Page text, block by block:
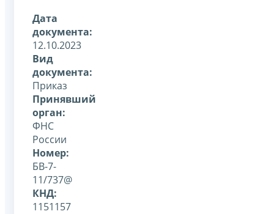
Дата
документа:
12.10.2023
Вид
документа:
Приказ
Принявший
орган:
ФНС
России
Номер:
БВ-7-
11/737@
КНД:
1151157